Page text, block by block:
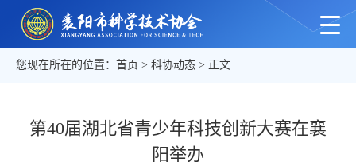
您现在所在的位置： 首页 > 科协动态 > 正文
第40届湖北省青少年科技创新大赛在襄
阳举办